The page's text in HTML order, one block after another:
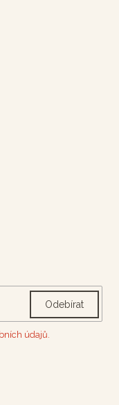
Odebírat
údajů.